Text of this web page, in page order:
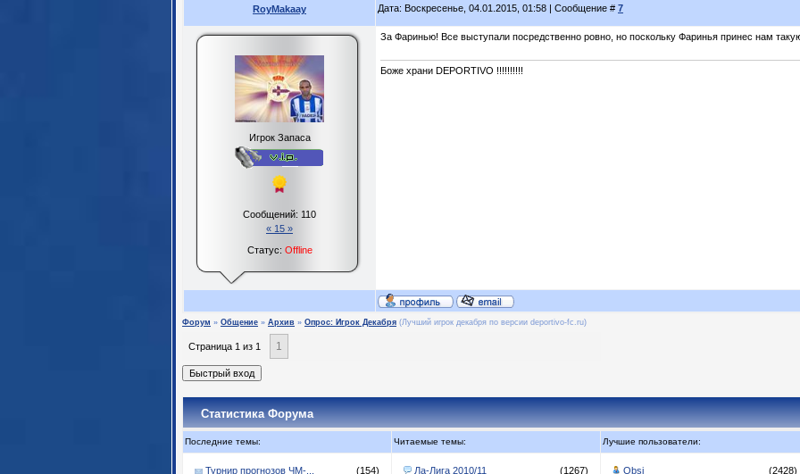
RoyMakaay Дата: Воскресенье, 04.01.2015, 01:58 | Сообщение # 7
Игрок Запаса
Сообщений: 110
« 15 »
Статус: Offline
За Фаринью! Все выступали посредственно ровно, но поскольку Фаринья принес нам
Боже храни DEPORTIVO !!!!!!!!!!
Форум » Общение » Архив » Опрос: Игрок Декабря (Лучший игрок декабря по версии deportivo-fc.ru)
Страница 1 из 1 1
Статистика Форума
Последние темы: Читаемые темы: Лучшие пользователи:
Турнир прогнозов ЧМ-... (154) Ла-Лига 2010/11 (1267) Obsi (2428)